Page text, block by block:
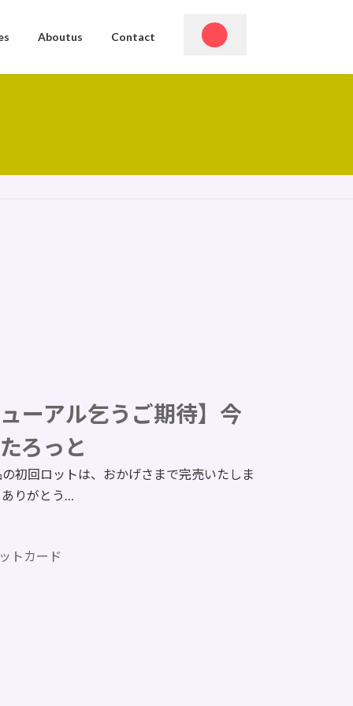
Aboutus Contact
ーアル乞うご期待】今
ろっと
初回ロットは、おかげさまで完売いたしま
りがとう…
トカード